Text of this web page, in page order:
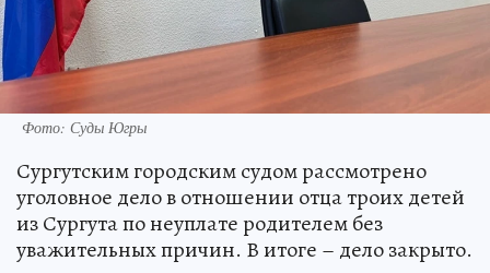
Фото: Суды Югры
Сургутским городским судом рассмотрено
уголовное дело в отношении отца троих детей
из Сургута по неуплате родителем без
уважительных причин. В итоге – дело закрыто.